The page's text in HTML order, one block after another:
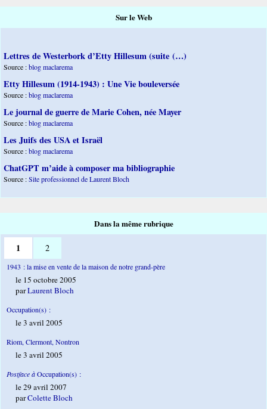
Sur le Web
Lettres de Westerbork d’Etty Hillesum (suite (…)
Source :blog maclarema
Etty Hillesum (1914-1943) : Une Vie bouleversée
Source :blog maclarema
Le journal de guerre de Marie Cohen, née Mayer
Source :blog maclarema
Les Juifs des USA et Israël
Source :blog maclarema
ChatGPT m’aide à composer ma bibliographie
Source :Site professionnel de Laurent Bloch
Dans la même rubrique
1 2
1943 : la mise en vente de la maison de notre grand-père
le 15 octobre 2005
parLaurent Bloch
Occupation(s) :
le 3 avril 2005
Riom, Clermont, Nontron
le 3 avril 2005
Postface àOccupation(s) :
le 29 avril 2007
parColette Bloch